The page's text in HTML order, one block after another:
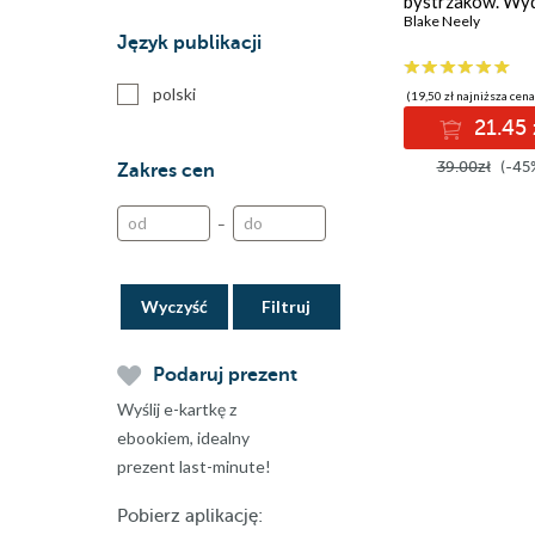
Język publikacji
polski
Zakres cen
–
Wyczyść
Podaruj prezent
Wyślij e-kartkę z
ebookiem, idealny
prezent last-minute!
Pobierz aplikację:
II
Blake Neely
(19,50 zł najniższa
21.45
39.00zł (-